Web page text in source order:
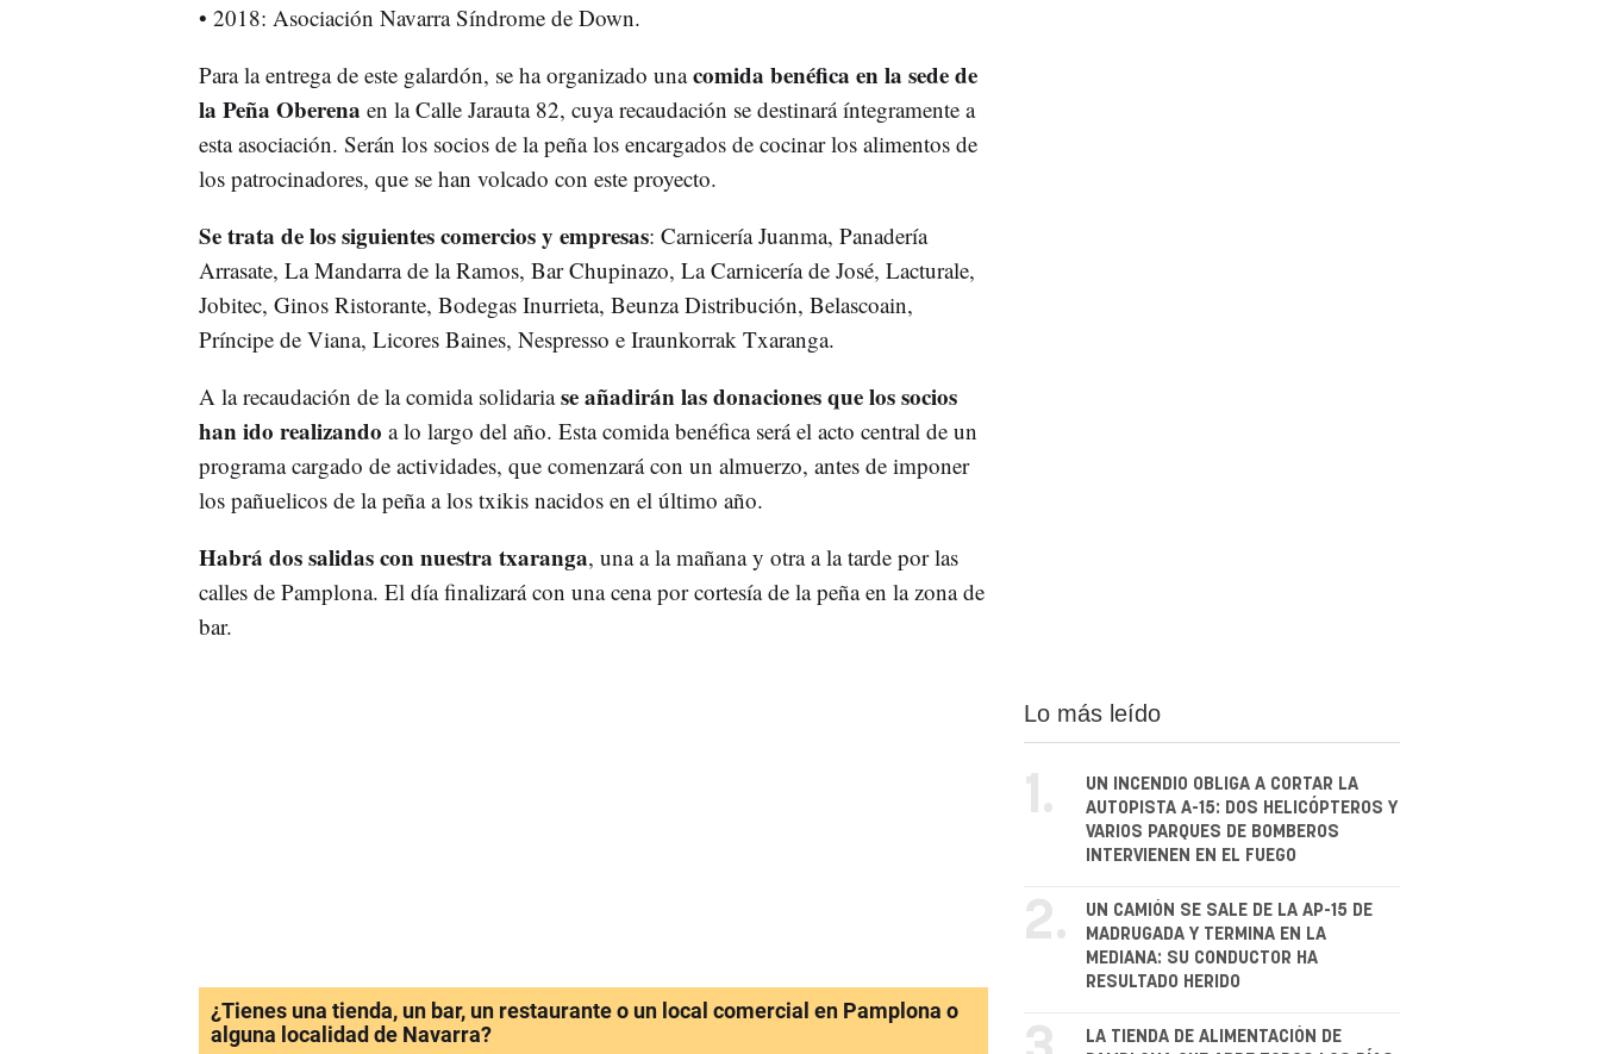
• 2018: Asociación Navarra Síndrome de Down.
Para la entrega de este galardón, se ha organizado unacomida benéfica en la sede de
la Peña Oberena en la Calle Jarauta 82, cuya recaudación se destinará íntegramente a
esta asociación. Serán los socios de la peña los encargados de cocinar los alimentos de
los patrocinadores, que se han volcado con este proyecto.
Se trata de los siguientes comercios y empresas: Carnicería Juanma, Panadería
Arrasate, La Mandarra de la Ramos, Bar Chupinazo, La Carnicería de José, Lacturale,
Jobitec, Ginos Ristorante, Bodegas Inurrieta, Beunza Distribución, Belascoain,
Príncipe de Viana, Licores Baines, Nespresso e Iraunkorrak Txaranga.
A la recaudación de la comida solidariase añadirán las donaciones que los socios
han ido realizando a lo largo del año. Esta comida benéfica será el acto central de un
programa cargado de actividades, que comenzará con un almuerzo, antes de imponer
los pañuelicos de la peña a los txikis nacidos en el último año.
Habrá dos salidas con nuestra txaranga, una a la mañana y otra a la tarde por las
calles de Pamplona. El día finalizará con una cena por cortesía de la peña en la zona de
bar.
¿Tienes una tienda, un bar, un restaurante o un local comercial en Pamplona o
alguna localidad de Navarra?
Lo más leído
1.
UN INCENDIO OBLIGA A CORTAR LA
AUTOPISTA A-15: DOS HELICÓPTEROS Y
VARIOS PARQUES DE BOMBEROS
INTERVIENEN EN EL FUEGO
2.
UN CAMIÓN SE SALE DE LA AP-15 DE
MADRUGADA Y TERMINA EN LA
MEDIANA: SU CONDUCTOR HA
RESULTADO HERIDO
LA TIENDA DE ALIMENTACIÓN DE